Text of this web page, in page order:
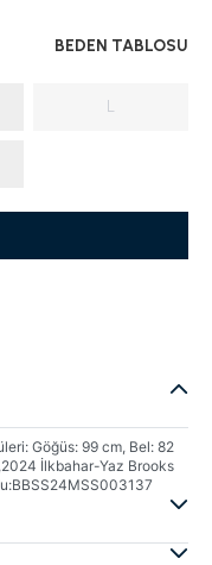
BEDEN TABLOSU
L
Göğüs: 99 cm, Bel: 82
İlkbahar-Yaz Brooks